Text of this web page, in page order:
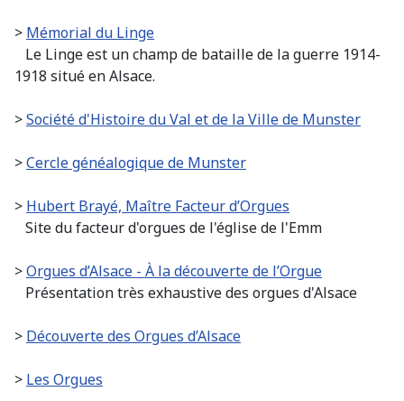
> Mémorial du Linge
Le Linge est un champ de bataille de la guerre 1914-
1918 situé en Alsace.
>Société d'Histoire du Val et de la Ville de Munster
>Cercle généalogique de Munster
> Hubert Brayé, Maître Facteur d’Orgues
Site du facteur d'orgues de l'église de l'Emm
>Orgues d’Alsace - À la découverte de l’Orgue
Présentation très exhaustive des orgues d'Alsace
> Découverte des Orgues d’Alsace
> Les Orgues